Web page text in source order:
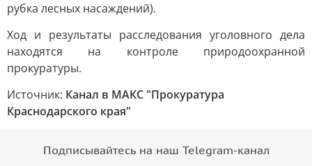
рубка лесных насаждений).
Ход и результаты расследования уголовного дела
находятся на контроле природоохранной
прокуратуры.
Источник: Канал в МАКС "Прокуратура
Краснодарского края"
Подписывайтесь на наш Telegram-канал